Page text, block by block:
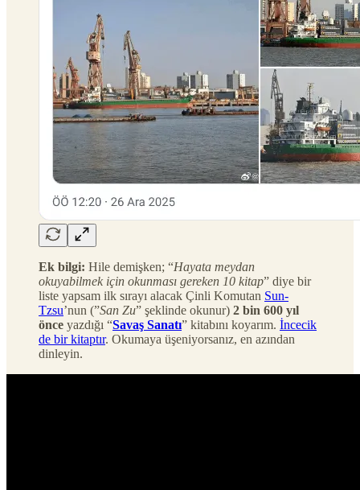
Ek bilgi: Hile demişken; “Hayata meydan
okuyabilmek için okunması gereken 10 kitap” diye bir
liste yapsam ilk sırayı alacak Çinli Komutan Sun-
Tzsu’nun (”San Zu” şeklinde okunur) 2 bin 600 yıl
önce yazdığı “Savaş Sanatı” kitabını koyarım. İncecik
de bir kitaptır. Okumaya üşeniyorsanız, en azından
dinleyin.